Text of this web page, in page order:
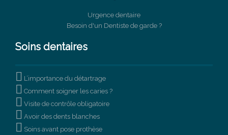
Urgence dentaire
Besoin d'un Dentiste de garde ?
Soins dentaires
 L’importance du détartrage
 Comment soigner les caries ?
 Visite de contrôle obligatoire
 Avoir des dents blanches
 Soins avant pose prothèse